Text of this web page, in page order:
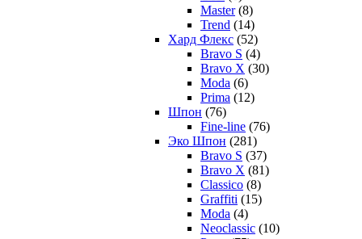
Master (8)
Trend (14)
Хард Флекс (52)
Bravo S (4)
Bravo X (30)
Moda (6)
Prima (12)
Шпон (76)
Fine-line (76)
Эко Шпон (281)
Bravo S (37)
Bravo X (81)
Classico (8)
Graffiti (15)
Moda (4)
Neoclassic (10)